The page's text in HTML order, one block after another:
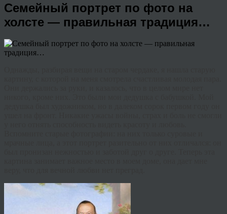
Семейный портрет по фото на
холсте — правильная традиция…